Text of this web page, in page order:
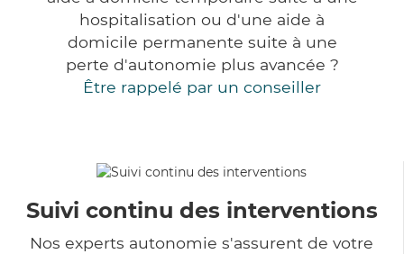
hospitalisation ou d'une aide à
domicile permanente suite à une
perte d'autonomie plus avancée ?
Être rappelé par un conseiller
Suivi continu des interventions
Nos experts autonomie s'assurent de votre